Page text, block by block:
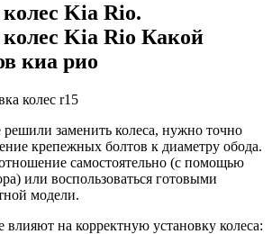
Kia Rio.
колес Kia Rio Какой
киа рио
заменить колеса, нужно точно
крепежных болтов к диаметру обода.
самостоятельно (с помощью
или воспользоваться готовыми
модели.
влияют на корректную установку колеса: